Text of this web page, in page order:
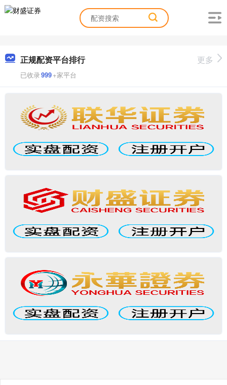
正规配资平台排行
已收录999+家平台
更多